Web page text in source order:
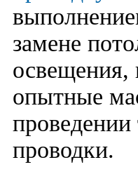
замене
освещения,
опытные
проведении
проводки.